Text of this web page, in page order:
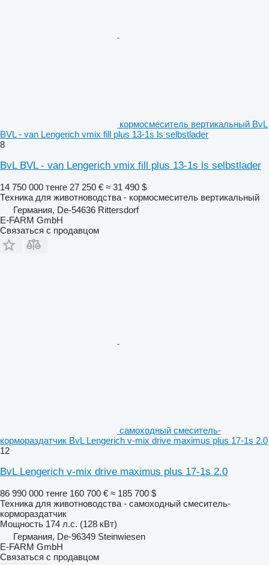
кормосмеситель вертикальный BvL
BVL - van Lengerich vmix fill plus 13-1s ls selbstlader
8
BvL BVL - van Lengerich vmix fill plus 13-1s ls selbstlader
14 750 000 тенге 27 250 € ≈ 31 490 $
Техника для животноводства - кормосмеситель вертикальный
Германия, De-54636 Rittersdorf
E-FARM GmbH
Связаться с продавцом
самоходный смеситель-
кормораздатчик BvL Lengerich v-mix drive maximus plus 17-1s 2.0
12
BvL Lengerich v-mix drive maximus plus 17-1s 2.0
86 990 000 тенге 160 700 € ≈ 185 700 $
Техника для животноводства - самоходный смеситель-
кормораздатчик
Мощность 174 л.с. (128 кВт)
Германия, De-96349 Steinwiesen
E-FARM GmbH
Связаться с продавцом